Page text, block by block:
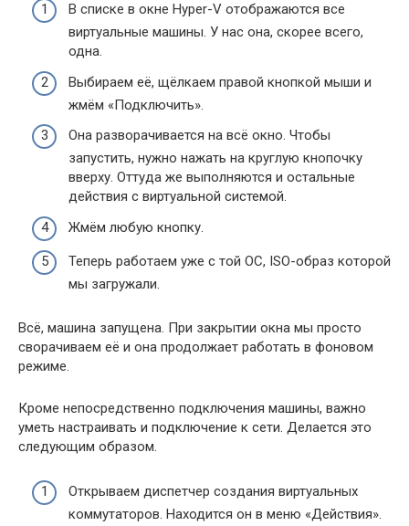
В списке в окне Hyper-V отображаются все
виртуальные машины. У нас она, скорее всего,
одна.
Выбираем её, щёлкаем правой кнопкой мыши и
жмём «Подключить».
Она разворачивается на всё окно. Чтобы
запустить, нужно нажать на круглую кнопочку
вверху. Оттуда же выполняются и остальные
действия с виртуальной системой.
Жмём любую кнопку.
Теперь работаем уже с той ОС, ISO-образ которой
мы загружали.
Всё, машина запущена. При закрытии окна мы просто
сворачиваем её и она продолжает работать в фоновом
режиме.
Кроме непосредственно подключения машины, важно
уметь настраивать и подключение к сети. Делается это
следующим образом.
Открываем диспетчер создания виртуальных
коммутаторов. Находится он в меню «Действия».